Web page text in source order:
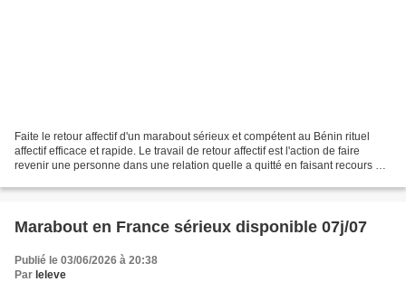
Faite le retour affectif d'un marabout sérieux et compétent au Bénin rituel
affectif efficace et rapide. Le travail de retour affectif est l'action de faire
revenir une personne dans une relation quelle a quitté en faisant recours à
Marabout en France sérieux disponible 07j/07
Publié le 03/06/2026 à 20:38
Par leleve